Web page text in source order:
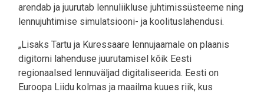
arendab ja juurutab lennuliikluse juhtimissüsteeme ning
lennujuhtimise simulatsiooni- ja koolituslahendusi.
„Lisaks Tartu ja Kuressaare lennujaamale on plaanis
digitorni lahenduse juurutamisel kõik Eesti
regionaalsed lennuväljad digitaliseerida. Eesti on
Euroopa Liidu kolmas ja maailma kuues riik, kus